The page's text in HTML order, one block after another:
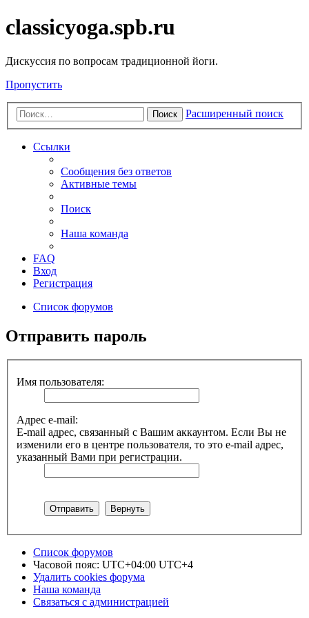
classicyoga.spb.ru
Дискуссия по вопросам традиционной йоги.
Пропустить
Поиск Расширенный поиск
Ссылки
Сообщения без ответов
Активные темы
Поиск
Наша команда
FAQ
Вход
Регистрация
Список форумов
Отправить пароль
Имя пользователя:
Адрес e-mail:
E-mail адрес, связанный с Вашим аккаунтом. Если Вы не
изменили его в центре пользователя, то это e-mail адрес,
указанный Вами при регистрации.
Список форумов
Часовой пояс: UTC+04:00 UTC+4
Удалить cookies форума
Наша команда
Связаться с администрацией